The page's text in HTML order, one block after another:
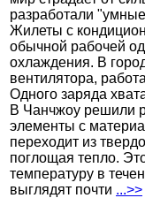
разработали
Жилеты с
обычной рабочей
охлаждения. В
вентилятора,
Одного заряда
В Чанчжоу решили
элементы с
переходит из
поглощая тепло.
температуру в
выглядят почти ...>>